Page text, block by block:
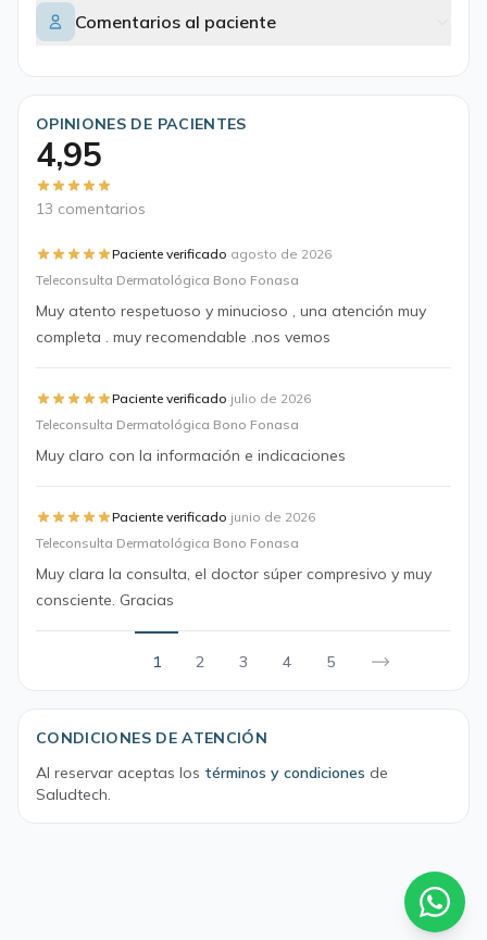
Comentarios al paciente
OPINIONES DE PACIENTES
4,95
13 comentarios
Paciente verificado·agosto de 2026
Teleconsulta Dermatológica Bono Fonasa
Muy atento respetuoso y minucioso , una atención muy
completa . muy recomendable .nos vemos
Paciente verificado·julio de 2026
Teleconsulta Dermatológica Bono Fonasa
Muy claro con la información e indicaciones
Paciente verificado·junio de 2026
Teleconsulta Dermatológica Bono Fonasa
Muy clara la consulta, el doctor súper compresivo y muy
consciente. Gracias
1 2 3 4 5
CONDICIONES DE ATENCIÓN
Al reservar aceptas los términos y condiciones de
Saludtech.